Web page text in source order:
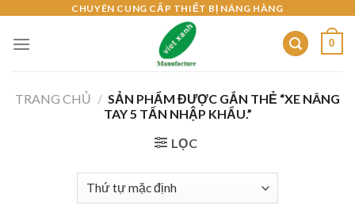
content
CHUYÊN CUNG CẤP THIẾT BỊ NÂNG HÀNG
0
TRANG CHỦ / SẢN PHẨM ĐƯỢC GẮN THẺ “XE NÂNG
TAY 5 TẤN NHẬP KHẨU.”
LỌC